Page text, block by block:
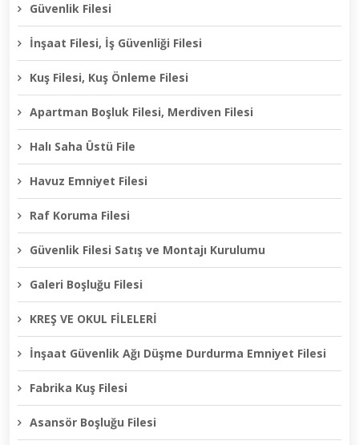
Güvenlik Filesi
İnşaat Filesi, İş Güvenliği Filesi
Kuş Filesi, Kuş Önleme Filesi
Apartman Boşluk Filesi, Merdiven Filesi
Halı Saha Üstü File
Havuz Emniyet Filesi
Raf Koruma Filesi
Güvenlik Filesi Satış ve Montajı Kurulumu
Galeri Boşluğu Filesi
KREŞ VE OKUL FİLELERİ
İnşaat Güvenlik Ağı Düşme Durdurma Emniyet Filesi
Fabrika Kuş Filesi
Asansör Boşluğu Filesi